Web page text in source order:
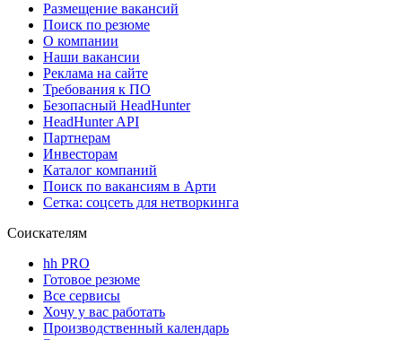
Размещение вакансий
Поиск по резюме
О компании
Наши вакансии
Реклама на сайте
Требования к ПО
Безопасный HeadHunter
HeadHunter API
Партнерам
Инвесторам
Каталог компаний
Поиск по вакансиям в Арти
Сетка: соцсеть для нетворкинга
Соискателям
hh PRO
Готовое резюме
Все сервисы
Хочу у вас работать
Производственный календарь